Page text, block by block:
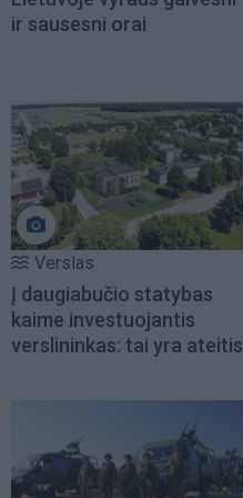
ir sausesni orai
Verslas
Į daugiabučio statybas
kaime investuojantis
verslininkas: tai yra ateitis